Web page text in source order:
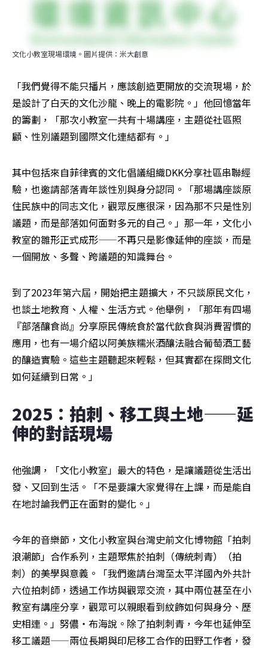
文化小教室現場環境。圖片提供：米大創意
「我們覺得不能只播片，應該創造更開放的交流現場，於
是設計了白天的文化沙龍、晚上的電影院。」他回憶當年
的籌劃，「那次小教室一共有十場講座，主題從社區照
顧、性別議題到國際文化連結都有。」
其中包括來自菲律賓的文化倡議組織DKK分享社區串聯經
驗，也邀請部落青年談性別與身分認同。「那場講座談原
住民族中的同志文化，觀眾反應很深，因為那不只是性別
議題，而是部落如何面對多元的自己。」那一年，文化小
教室的雛形正式成形——不再只是影像延伸的座談，而是
一個開放、多聲、跨議題的知識舞台。
到了2023年第六屆，開始把主題擴大，不只談原民文化，
也談土地教育、人權、生活方式。他舉例，「那年有四場
『部落釀食尚』分享原民傳統食於當代飲食與消費習慣的
應用，也有一場介紹以阿美族糯米酒釀法融合葡萄酒工藝
的釀造實驗。這些主題聽起來輕鬆，但其實都在探問文化
如何延續到日常。」
2025：拍刺、移工與土地——延
伸的對話現場
他強調，「文化小教室」最大的特色，是讓議題從生活出
發、又回到生活。「不是要讓大家覺得在上課，而是能自
在地討論我們正在面對的變化。」
今年的音樂節，文化小教室與台灣史前文化博物館「拍刺
浪潮節」合作系列，主題聚焦於拍刺（傳統刺青）（拍
刺）的美學與意義。「我們邀請台灣至太平洋國內外共計
六位拍刺師，透過工作坊與觀眾交流，其中兩位甚至在小
教室有講座分享，觀眾可以親眼看到紋飾如何與身分、歷
史相連。」努儂・布海說。除了拍刺刺青，今年也延伸至
移工議題——兩位長期與印尼移工合作的田野工作者，發